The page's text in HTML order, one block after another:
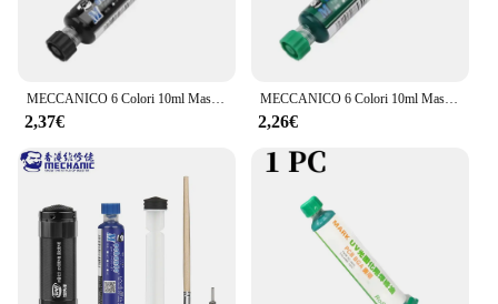
2,37€
MECCANICO 6 Colori 10ml Maschera per Saldatura a Polimerizzazione UV Inchiostro per PCB BGA Circuito Isolante Proteggi Pasta di Saldatura Flux Olio Meccanico
2,26€